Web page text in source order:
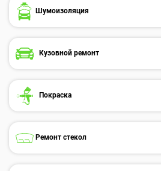
Шумоизоляция
Кузовной ремонт
Покраска
Ремонт стекол